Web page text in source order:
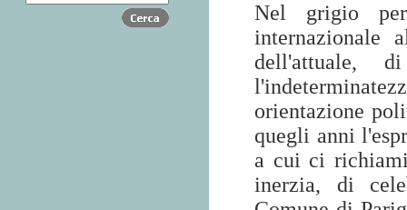
Nel grigio
internazionale
dell'attuale,
orientazione
quegli anni
a cui ci
inerzia, di